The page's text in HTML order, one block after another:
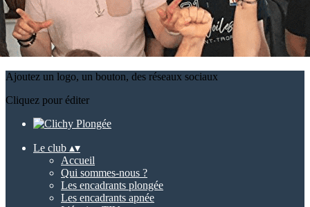
Ajoutez un logo, un bouton, des réseaux sociaux
Cliquez pour éditer
Le club ▴▾
Accueil
Qui sommes-nous ?
Les encadrants plongée
Les encadrants apnée